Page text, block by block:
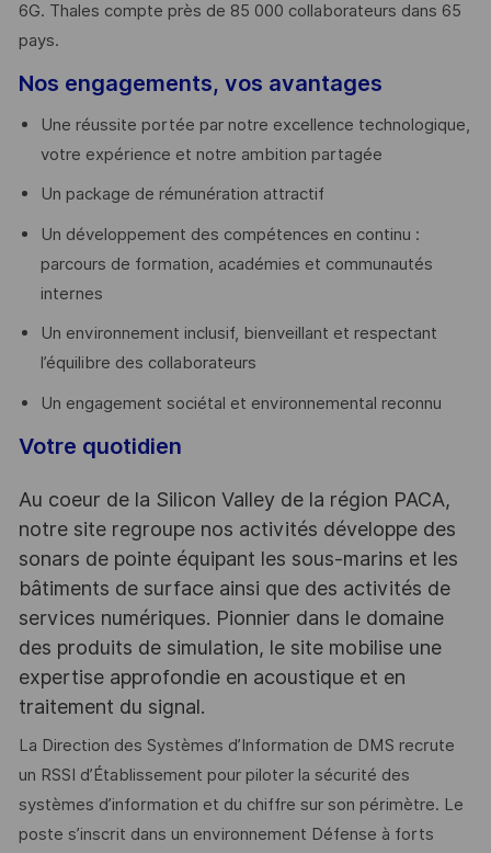
6G. Thales compte près de 85 000 collaborateurs dans 65
pays. ​
Nos engagements, vos avantages
Une réussite portée par notre excellence technologique,
votre expérience et notre ambition partagée
Un package de rémunération attractif
Un développement des compétences en continu :
parcours de formation, académies et communautés
internes
Un environnement inclusif, bienveillant et respectant
l’équilibre des collaborateurs
Un engagement sociétal et environnemental reconnu
Votre quotidien
Au coeur de la Silicon Valley de la région PACA,
notre site regroupe nos activités développe des
sonars de pointe équipant les sous-marins et les
bâtiments de surface ainsi que des activités de
services numériques. Pionnier dans le domaine
des produits de simulation, le site mobilise une
expertise approfondie en acoustique et en
traitement du signal.
La Direction des Systèmes d’Information de DMS recrute
un RSSI d’Établissement pour piloter la sécurité des
systèmes d’information et du chiffre sur son périmètre. Le
poste s’inscrit dans un environnement Défense à forts